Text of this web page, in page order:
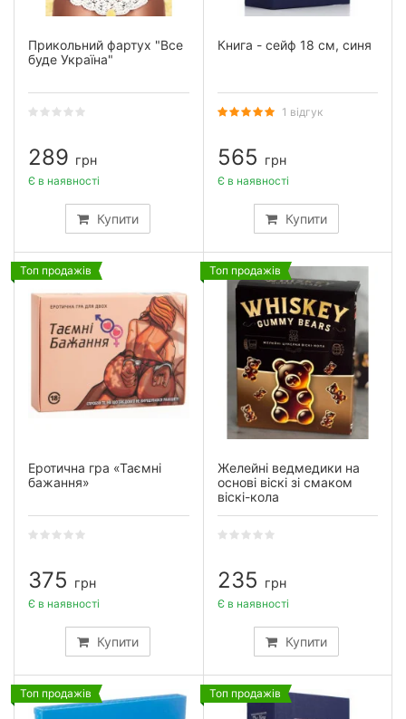
Прикольний фартух "Все
буде Україна"
289 грн
Купити
Є в наявності
Книга - сейф 18 см, синя
1 відгук
565 грн
Купити
Є в наявності
Топ продажів
Еротична гра «Таємні
бажання»
375 грн
Купити
Є в наявності
Топ продажів
Желейні ведмедики на
основі віскі зі смаком
віскі-кола
235 грн
Купити
Є в наявності
Топ продажів Топ продажів